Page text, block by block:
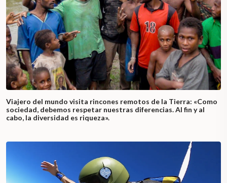
Viajero del mundo visita rincones remotos de la Tierra: «Como
sociedad, debemos respetar nuestras diferencias. Al fin y al
cabo, la diversidad es riqueza».